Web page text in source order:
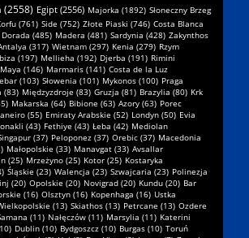
(2558) Egipt (2556) Majorka (1892) Słoneczny Brzeg
(761) Side (752) Złote Piaski (746) Costa Blanca
(485) Madera (481) Sardynia (428) Zakynthos
(317) Wietnam (297) Kenia (279) Rzym
(197) Mellieha (192) Djerba (191) Rimini
(146) Marmaris (141) Costa de la Luz
(103) Słowenia (101) Mykonos (100) Praga
(83) Międzyzdroje (83) Gruzja (81) Brazylia (80) Krk
Makarska (64) Bibione (63) Azory (63) Porec
(55) Emiraty Arabskie (52) Londyn (50) Evia
(43) Fethiye (43) Łeba (42) Mediolan
(37) Peloponez (37) Orebic (37) Macedonia
Małopolskie (33) Manavgat (33) Avsallar
(25) Mrzeżyno (25) Kotor (25) Kostaryka
Śląskie (23) Walencja (23) Szwajcaria (23) Polinezja
(20) Opolskie (20) Novigrad (20) Kundu (20) Bar
(16) Olsztyn (16) Kopenhaga (16) Ustka
(13) Skiathos (13) Petrcane (13) Ozdere
(11) Nałęczów (11) Marsylia (11) Katerini
Dublin (10) Bydgoszcz (10) Burgas (10) Toruń